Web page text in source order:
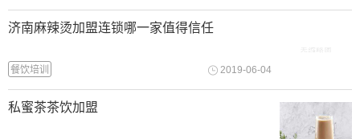
济南麻辣烫加盟连锁哪一家值得信任
2019-06-04
餐饮培训
私蜜茶茶饮加盟